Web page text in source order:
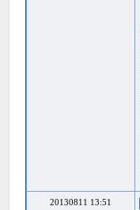
20130811 13:51